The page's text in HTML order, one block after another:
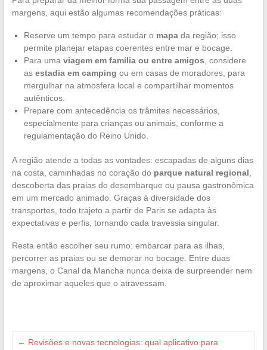
margens, aqui estão algumas recomendações práticas:
Reserve um tempo para estudar o mapada região; isso
permite planejar etapas coerentes entre mar e bocage.
Para uma viagem em família ou entre amigos , considere
as estadia em camping ou em casas de moradores, para
mergulhar na atmosfera local e compartilhar momentos
autênticos.
Prepare com antecedência os trâmites necessários,
especialmente para crianças ou animais, conforme a
regulamentação do Reino Unido.
A região atende a todas as vontades: escapadas de alguns dias
na costa, caminhadas no coração do parque natural regional
descoberta das praias do desembarque ou pausa gastronômica
em um mercado animado. Graças à diversidade dos
transportes, todo trajeto a partir de Paris se adapta às
expectativas e perfis, tornando cada travessia singular.
Resta então escolher seu rumo: embarcar para as ilhas,
percorrer as praias ou se demorar no bocage. Entre duas
margens, o Canal da Mancha nunca deixa de surpreender nem
de aproximar aqueles que o atravessam.
← Revisões e novas tecnologias: qual aplicativo para